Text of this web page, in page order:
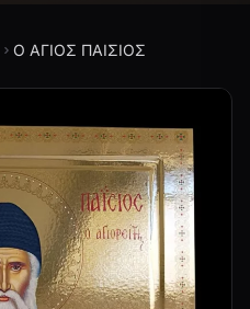
Ο ΑΓΙΟΣ ΠΑΙΣΙΟΣ